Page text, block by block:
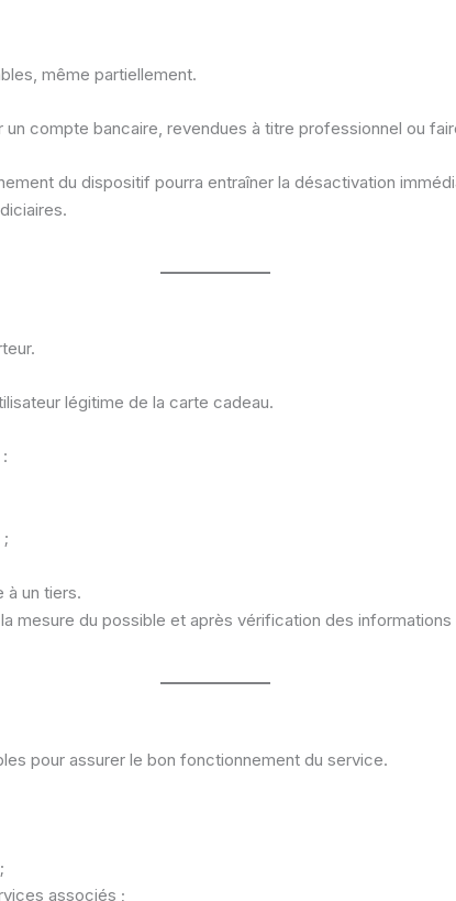
même partiellement.
compte bancaire, revendues à titre professionnel ou
du dispositif pourra entraîner la désactivation
légitime de la carte cadeau.
à un tiers.
mesure du possible et après vérification des
pour assurer le bon fonctionnement du service.
associés ;